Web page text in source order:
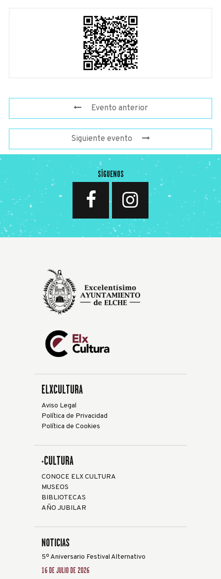
Evento anterior
Siguiente evento
SÍGUENOS
ELXCULTURA
Aviso Legal
Política de Privacidad
Política de Cookies
+CULTURA
CONOCE ELX CULTURA
MUSEOS
BIBLIOTECAS
AÑO JUBILAR
NOTICIAS
5º Aniversario Festival Alternativo
16 DE JULIO DE 2026